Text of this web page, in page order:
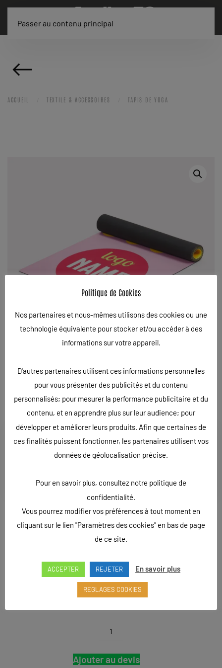
Passer au contenu principal
ACCUEIL TEXTILE & ACCESSOIRES TAPIS DE YOGA
A NOTER
Cette fiche produit n’est qu’un exemple. D’autres modèles
contacter.
Taille: 60×172 cm
Matière: caoutchouc naturel avec
Impression: couleur
Epaisseur 4 mm
5 pièces minimum
quantité
Tapis
Ajouter au devis
Politique de Cookies
Nos partenaires et nous-mêmes utilisons des cookies ou une
technologie équivalente pour stocker et/ou accéder à des
informations sur votre appareil.
D'autres partenaires utilisent ces informations personnelles
pour vous présenter des publicités et du contenu
personnalisés; pour mesurer la performance publicitaire et du
contenu, et en apprendre plus sur leur audience; pour
développer et améliorer leurs produits. Afin que certaines de
ces finalités puissent fonctionner, les partenaires utilisent vos
données de géolocalisation précise.
Pour en savoir plus, consultez notre politique de
confidentialité.
Vous pourrez modifier vos préférences à tout moment en
cliquant sur le lien "Paramètres des cookies" en bas de page
de ce site.
ACCEPTER REJETER En savoir plus
REGLAGES COOKIES